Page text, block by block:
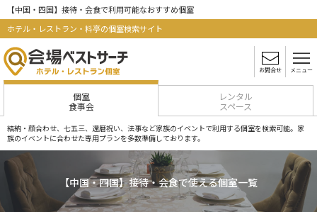
【中国・四国】接待・会食で利用可能なおすすめ個室
ホテル・レストラン・料亭の個室検索サイト
お問合せ メニュー
個室
食事会
レンタル
スペース
結納・顔合わせ、七五三、還暦祝い、法事など家族のイベントで利用する個室を検索可能。家
族のイベントに合わせた専用プランを多数準備しております。
【中国・四国】接待・会食で使える個室一覧